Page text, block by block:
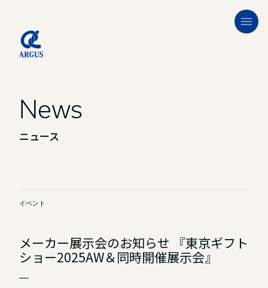
News
ニュース
イベント
メーカー展示会のお知らせ 『東京ギフト
ショー2025AW＆同時開催展示会』